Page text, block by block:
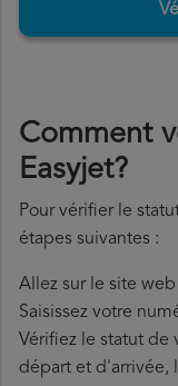
Comment
Easyjet?
Pour vérifier le
étapes suivantes :
Allez sur le site
Saisissez votre
Vérifiez le statut de
départ et d'arrivée,